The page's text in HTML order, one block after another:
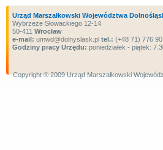
Urząd Marszałkowski Województwa
Wybrzeże Słowackiego 12-14
50-411 Wrocław
e-mail: umwd@dolnyslask.pl tel.: (+48 71) 776
Godziny pracy Urzędu: poniedziałek - piątek:
Copyright ® 2009 Urząd Marszałkowski